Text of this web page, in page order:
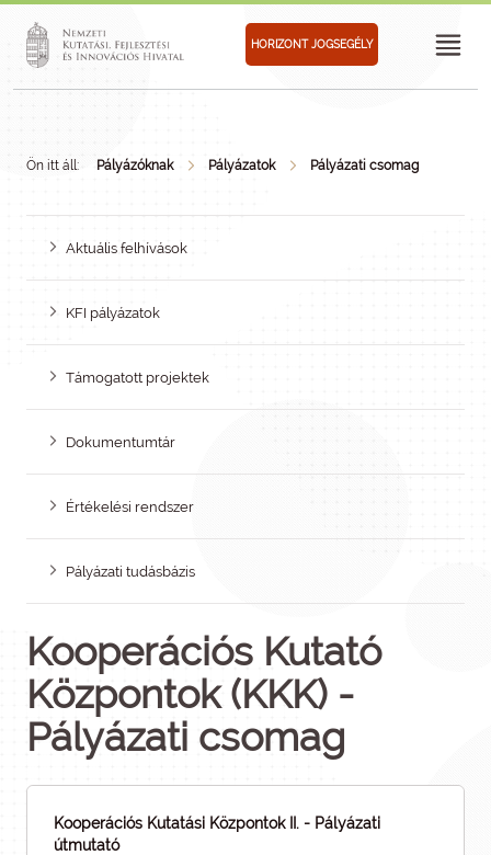
HORIZONT JOGSEGÉLY
Ön itt áll: Pályázóknak Pályázatok Pályázati csomag
Aktuális felhívások
KFI pályázatok
Támogatott projektek
Dokumentumtár
Értékelési rendszer
Pályázati tudásbázis
Kooperációs Kutató
Központok (KKK) -
Pályázati csomag
Kooperációs Kutatási Központok II. - Pályázati
útmutató